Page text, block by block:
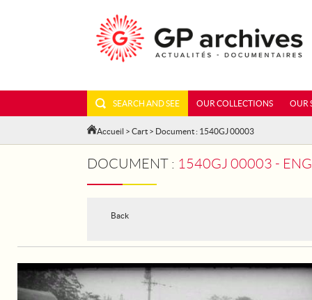
SEARCH AND SEE OUR COLLECTIONS OUR
Accueil > Cart > Document : 1540GJ 00003
DOCUMENT : 1540GJ 00003 - ENGLAND:
Back